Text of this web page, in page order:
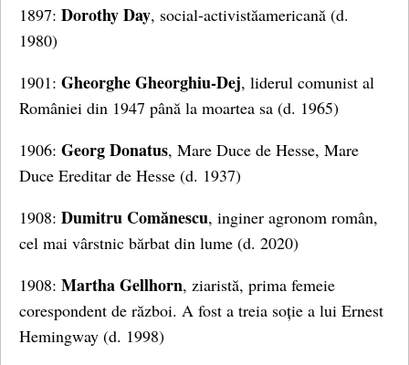
1897: Dorothy Day, social-activistăamericană (d.
1980)
1901: Gheorghe Gheorghiu-Dej, liderul comunist al
României din 1947 până la moartea sa (d. 1965)
1906: Georg Donatus, Mare Duce de Hesse, Mare
Duce Ereditar de Hesse (d. 1937)
1908: Dumitru Comănescu, inginer agronom român,
cel mai vârstnic bărbat din lume (d. 2020)
1908: Martha Gellhorn, ziaristă, prima femeie
corespondent de război. A fost a treia soție a lui Ernest
Hemingway (d. 1998)